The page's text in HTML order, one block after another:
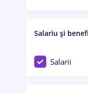
Salariu și
Salarii